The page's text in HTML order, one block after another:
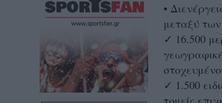
•
μεταξύ
✓ 16.500
✓ 1.500